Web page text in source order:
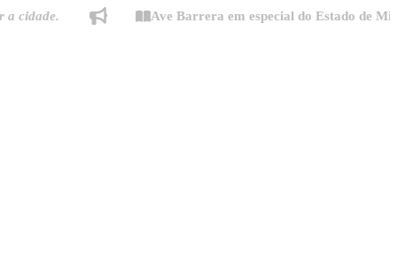
Ave Barrera em especial do Estado de Minas: